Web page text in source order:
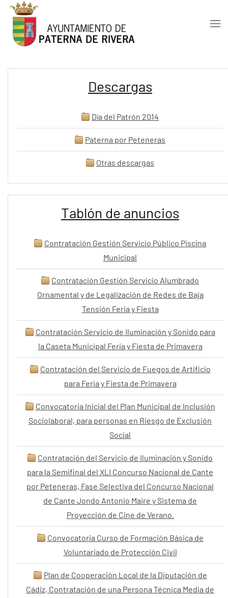
Skip to main content
Descargas
Día del Patrón 2014
Paterna por Peteneras
Otras descargas
Tablón de anuncios
Contratación Gestión Servicio Público Piscina
Municipal
Contratación Gestión Servicio Alumbrado
Ornamental y de Legalización de Redes de Baja
Tensión Feria y Fiesta
Contratación Servicio de Iluminación y Sonido para
la Caseta Municipal Feria y Fiesta de Primavera
Contratación del Servicio de Fuegos de Artificio
para Feria y Fiesta de Primavera
Convocatoria Inicial del Plan Municipal de Inclusión
Sociolaboral, para personas en Riesgo de Exclusión
Social
Contratación del Servicio de Iluminación y Sonido
para la Semifinal del XLI Concurso Nacional de Cante
por Peteneras, Fase Selectiva del Concurso Nacional
de Cante Jondo Antonio Maire y Sistema de
Proyección de Cine de Verano.
Convocatoria Curso de Formación Básica de
Voluntariado de Protección Civil
Plan de Cooperación Local de la Diputación de
Cádiz, Contratación de una Persona Técnica Media de